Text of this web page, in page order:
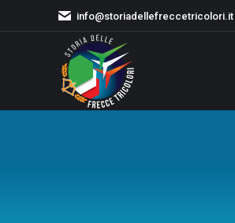
info@storiadellefreccetricolori.it